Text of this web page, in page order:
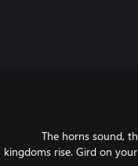
The horns sound,
kingdoms rise. Gird on